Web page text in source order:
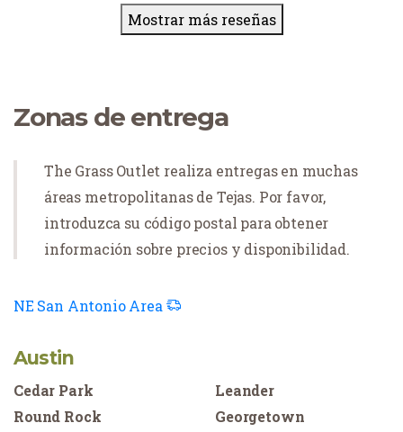
Mostrar más reseñas
Zonas de entrega
The Grass Outlet realiza entregas en muchas
áreas metropolitanas de Tejas. Por favor,
introduzca su código postal para obtener
información sobre precios y disponibilidad.
NE San Antonio Area
Austin
Cedar Park
Leander
Round Rock
Georgetown